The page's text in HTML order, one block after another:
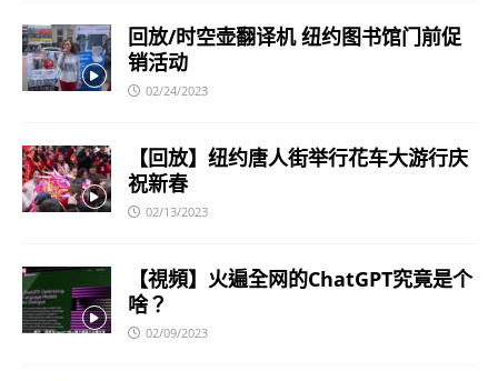
回放/时空壶翻译机 纽约图书馆门前促
销活动
02/24/2023
【回放】纽约唐人街举行花车大游行庆
祝新春
02/13/2023
【視頻】火遍全网的ChatGPT究竟是个
啥？
02/09/2023